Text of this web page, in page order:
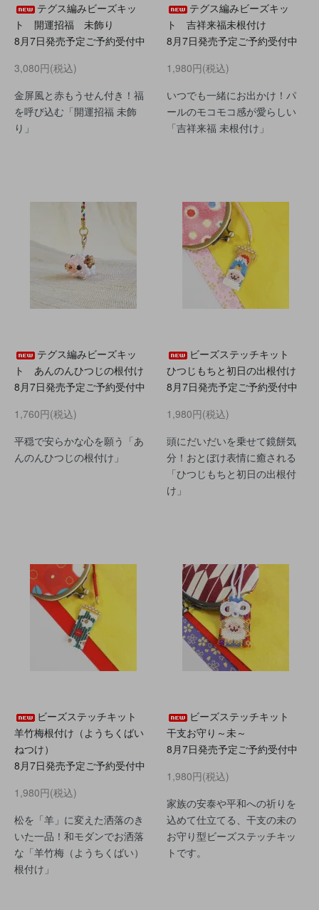
テグス編みビーズキッ
ト 開運招福 未飾り
8月7日発売予定ご予約受付中
3,080円(税込)
金屏風と赤もうせん付き！福
を呼び込む「開運招福 未飾
り」
テグス編みビーズキッ
ト 吉祥来福未根付け
8月7日発売予定ご予約受付中
1,980円(税込)
いつでも一緒にお出かけ！パ
ールのモコモコ感が愛らしい
「吉祥来福 未根付け」
テグス編みビーズキッ
ト あんのんひつじの根付け
8月7日発売予定ご予約受付中
1,760円(税込)
平穏で安らかな心を願う「あ
んのんひつじの根付け」
ビーズステッチキット
ひつじもちと初日の出根付け
8月7日発売予定ご予約受付中
1,980円(税込)
頭にだいだいを乗せて鏡餅気
分！おとぼけ表情に癒される
「ひつじもちと初日の出根付
け」
ビーズステッチキット
羊竹梅根付け（ようちくばい
ねつけ）
8月7日発売予定ご予約受付中
1,980円(税込)
松を「羊」に変えた洒落のき
いた一品！和モダンでお洒落
な「羊竹梅（ようちくばい）
根付け」
ビーズステッチキット
干支お守り～未～
8月7日発売予定ご予約受付中
1,980円(税込)
家族の安泰や平和への祈りを
込めて仕立てる、干支の未の
お守り型ビーズステッチキッ
トです。